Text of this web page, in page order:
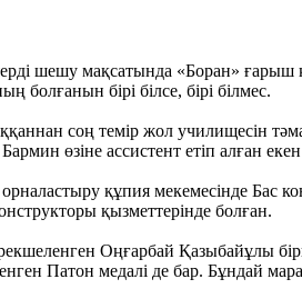
шешу мақсатында «Боран»
бірі білсе, бірі білмес.
соң темір жол училищесін
өзіне ассистент етіп алған
құпия мекемесінде Бас
қызметтерінде болған.
Оңғарбай Қазыбайұлы
Патон медалі де бар. Бұндай